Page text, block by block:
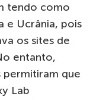
tendo como
e Ucrânia, pois
os sites de
entanto,
permitiram que
Lab